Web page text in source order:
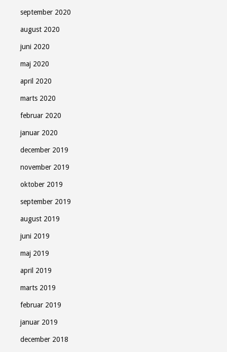
september 2020
august 2020
juni 2020
maj 2020
april 2020
marts 2020
februar 2020
januar 2020
december 2019
november 2019
oktober 2019
september 2019
august 2019
juni 2019
maj 2019
april 2019
marts 2019
februar 2019
januar 2019
december 2018